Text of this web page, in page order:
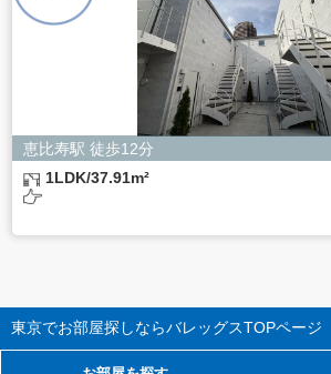
恵比寿駅 徒歩12分
1LDK/37.91m²
東京でお部屋探しならバレッグスTOPページ